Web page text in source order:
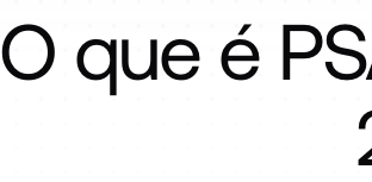
O que é